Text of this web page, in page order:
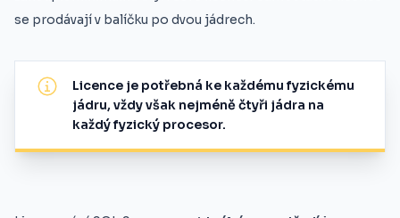
se prodávají v balíčku po dvou jádrech.
Licence je potřebná ke každému fyzickému
jádru, vždy však nejméně čtyři jádra na
každý fyzický procesor.